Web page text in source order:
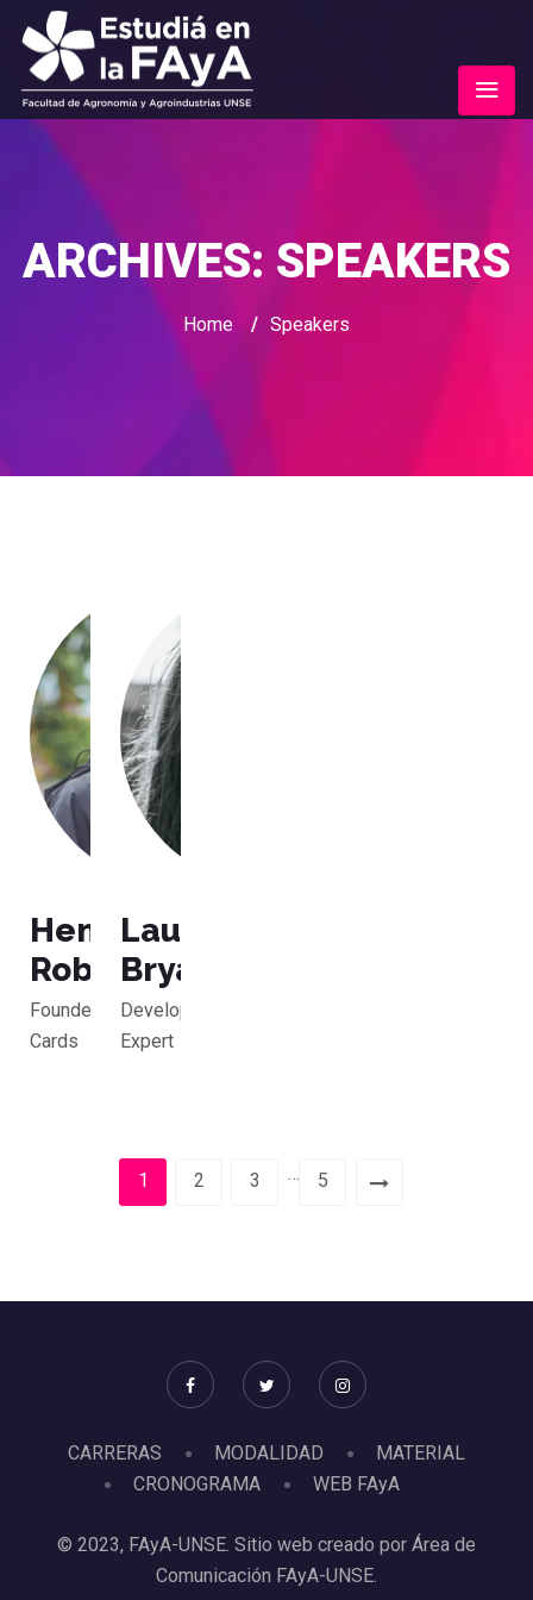
ARCHIVES: SPEAKERS
Home / Speakers
Henri
Robert
Founder,
Cards
Laura
Bryant
Developer
Expert
1 2 3 … 5
CARRERAS MODALIDAD
MATERIAL
CRONOGRAMA
WEB FAyA
© 2023, FAyA-UNSE. Sitio web creado por Área de
Comunicación FAyA-UNSE.